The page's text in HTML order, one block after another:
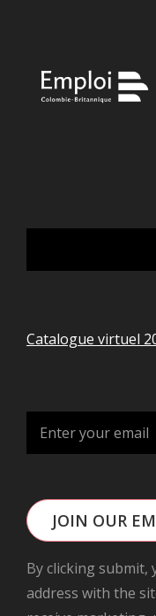
Search
Catalogue virtuel
JOIN OUR
By clicking submit,
address with the